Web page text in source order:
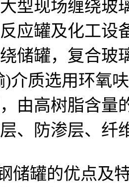
型现场缠绕玻
应罐及化工设
储罐，复合玻
)介质选用环氧
由高树脂含量
、防渗层、纤
储罐的优点及